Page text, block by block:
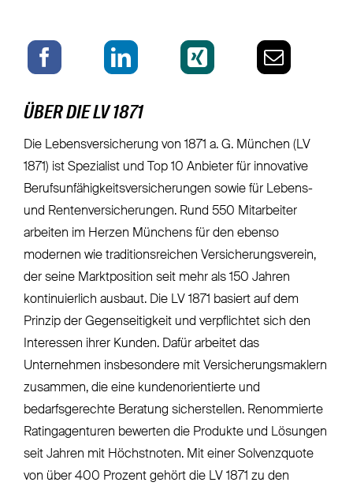
ÜBER DIE LV 1871
Die Lebensversicherung von 1871 a. G. München (LV
1871) ist Spezialist und Top 10 Anbieter für innovative
Berufsunfähigkeitsversicherungen sowie für Lebens-
und Rentenversicherungen. Rund 550 Mitarbeiter
arbeiten im Herzen Münchens für den ebenso
modernen wie traditionsreichen Versicherungsverein,
der seine Marktposition seit mehr als 150 Jahren
kontinuierlich ausbaut. Die LV 1871 basiert auf dem
Prinzip der Gegenseitigkeit und verpflichtet sich den
Interessen ihrer Kunden. Dafür arbeitet das
Unternehmen insbesondere mit Versicherungsmaklern
zusammen, die eine kundenorientierte und
bedarfsgerechte Beratung sicherstellen. Renommierte
Ratingagenturen bewerten die Produkte und Lösungen
seit Jahren mit Höchstnoten. Mit einer Solvenzquote
von über 400 Prozent gehört die LV 1871 zu den